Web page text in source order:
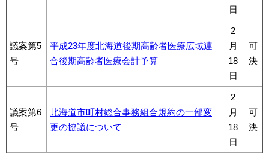
日
議案第5
号
平成23年度北海道後期高齢者医療広域連
合後期高齢者医療会計予算
2
月
18
日
可
決
議案第6
号
北海道市町村総合事務組合規約の一部変
更の協議について
2
月
18
日
可
決